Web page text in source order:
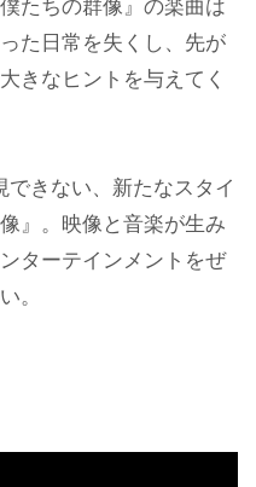
た日常を失くし、先が
きなヒントを与えてく
きない、新たなスタイ
』。映像と音楽が生み
ターテインメントをぜ
。